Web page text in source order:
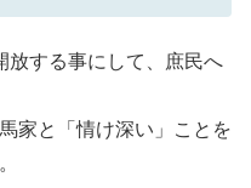
放する事にして、庶民へ
家と「情け深い」ことを